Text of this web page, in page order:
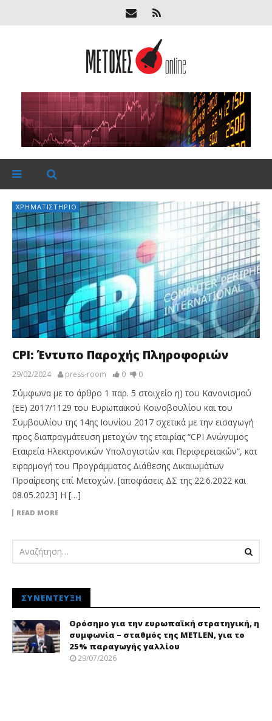
ΧΡΗΜΑΤΙΣΤΉΡΙΟ
CPI: Έντυπο Παροχής Πληροφοριών
29/02/2024 press-room 0 0
Σύμφωνα με το άρθρο 1 παρ. 5 στοιχείο η) του Κανονισμού
(ΕΕ) 2017/1129 του Ευρωπαϊκού Κοινοβουλίου και του
Συμβουλίου της 14ης Ιουνίου 2017 σχετικά με την εισαγωγή
προς διαπραγμάτευση μετοχών της εταιρίας “CPI Aνώνυμος
Εταιρεία Ηλεκτρονικών Υπολογιστών και Περιφερειακών”, κατ
εφαρμογή του Προγράμματος Διάθεσης Δικαιωμάτων
Προαίρεσης επί Μετοχών. [αποφάσεις ΔΣ της 22.6.2022 και
08.05.2023] Η […]
READ MORE
ΣΥΝΈΝΤΕΥΞΗ
Ορόσημο για την ευρωπαϊκή στρατηγική, η
συμφωνία – σταθμός της METLEN, για το
25% παραγωγής γαλλίου
29/07/2026